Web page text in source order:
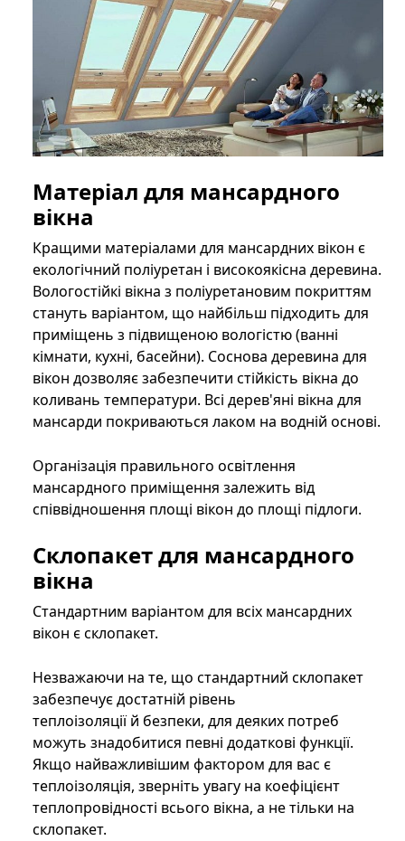
Матеріал для мансардного
вікна
Кращими матеріалами для мансардних вікон є
екологічний поліуретан і високоякісна деревина.
Вологостійкі вікна з поліуретановим покриттям
стануть варіантом, що найбільш підходить для
приміщень з підвищеною вологістю (ванні
кімнати, кухні, басейни). Соснова деревина для
вікон дозволяє забезпечити стійкість вікна до
коливань температури. Всі дерев'яні вікна для
мансарди покриваються лаком на водній основі.
Організація правильного освітлення
мансардного приміщення залежить від
співвідношення площі вікон до площі підлоги.
Склопакет для мансардного
вікна
Стандартним варіантом для всіх мансардних
вікон є склопакет.
Незважаючи на те, що стандартний склопакет
забезпечує достатній рівень
теплоізоляції й безпеки, для деяких потреб
можуть знадобитися певні додаткові функції.
Якщо найважливішим фактором для вас є
теплоізоляція, зверніть увагу на коефіцієнт
теплопровідності всього вікна, а не тільки на
склопакет.